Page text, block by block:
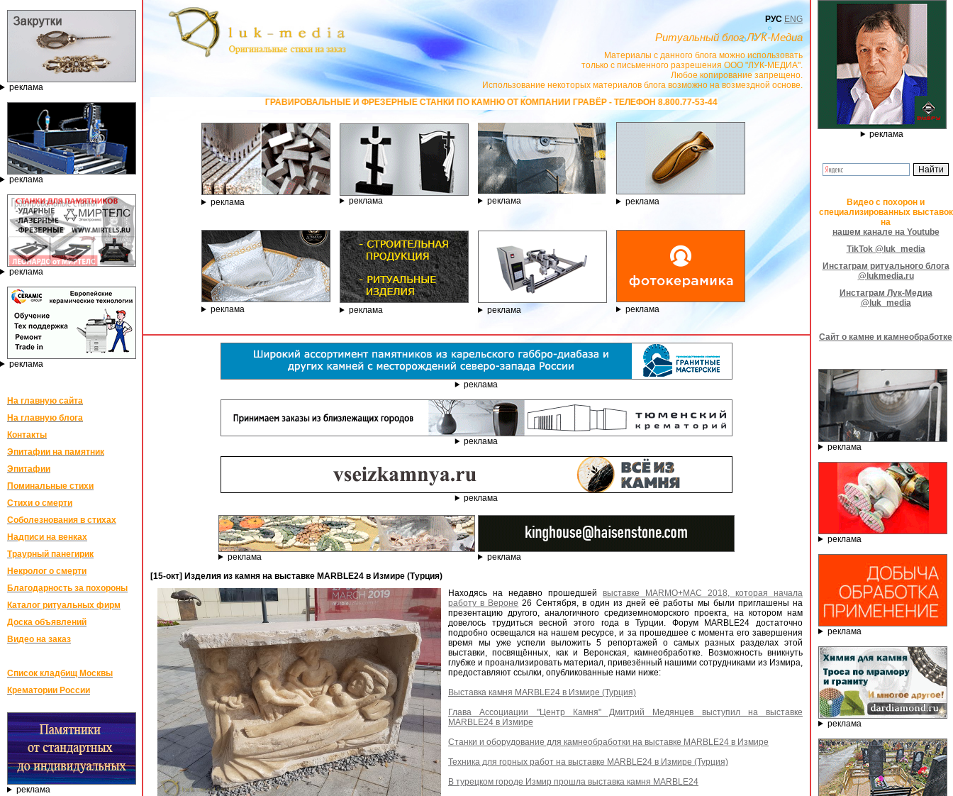
реклама
реклама
реклама
реклама
На главную сайта
На главную блога
Контакты
Эпитафии на памятник
Эпитафии
Поминальные стихи
Стихи о смерти
Соболезнования в стихах
Надписи на венках
Траурный панегирик
Некролог о смерти
Благодарность за похороны
Каталог ритуальных фирм
Доска объявлений
Видео на заказ
Список кладбищ Москвы
Крематории России
реклама
РУС ENG
Ритуальный блог ЛУК-Медиа
Материалы с данного блога можно использовать
только с письменного разрешения ООО "ЛУК-МЕДИА".
Любое копирование запрещено.
Использование некоторых материалов блога возможно на возмездной основе.
ГРАВИРОВАЛЬНЫЕ И ФРЕЗЕРНЫЕ СТАНКИ ПО КАМНЮ ОТ КОМПАНИИ ГРАВЁР - ТЕЛЕФОН 8.800.77-53-440, САЙТhttps://stanok-graver.ru - РЕКЛАМОДАТЕЛЬ ИП Павленко С.В. ИНН:
реклама реклама реклама реклама
реклама реклама реклама реклама
реклама
реклама
реклама
реклама
реклама
[15-окт] Изделия из камня на выставке MARBLE24 в Измире (Турция)
Находясь на недавно прошедшей выставке MARMO+MAC 2018, которая начала
работу в Вероне 26 Сентября, в один из дней её работы мы были приглашены на
презентацию другого, аналогичного средиземноморского проекта, на котором нам
довелось трудиться весной этого года в Турции. Форум MARBLE24 достаточно
подробно освещался на нашем ресурсе, и за прошедшее с момента его завершения
время мы уже успели выложить 5 репортажей о самых разных разделах этой
выставки, посвящённых, как и Веронская, камнеобработке. Возможность вникнуть
глубже и проанализировать материал, привезённый нашими сотрудниками из Измира,
предоставляют ссылки, опубликованные нами ниже:
Выставка камня MARBLE24 в Измире (Турция)
Глава Ассоциации "Центр Камня" Дмитрий Медянцев выступил на выставке
MARBLE24 в Измире
Станки и оборудование для камнеобработки на выставке MARBLE24 в Измире
Техника для горных работ на выставке MARBLE24 в Измире (Турция)
В турецком городе Измир прошла выставка камня MARBLE24
реклама
Видео с похорон и
специализированных выставок
на
нашем канале на Youtube
TikTok @luk_media
Инстаграм ритуального блога
@lukmedia.ru
Инстаграм Лук-Медиа
@luk_media
Сайт о камне и камнеобработке
реклама
реклама
реклама
реклама